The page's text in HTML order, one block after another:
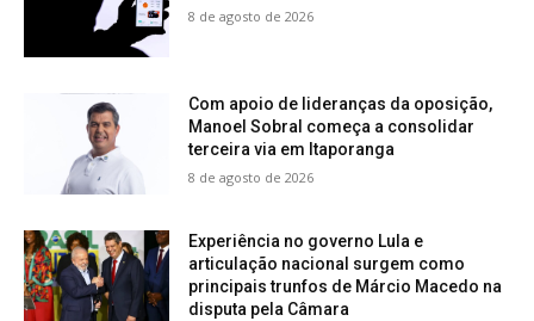
8 de agosto de 2026
Com apoio de lideranças da oposição,
Manoel Sobral começa a consolidar
terceira via em Itaporanga
8 de agosto de 2026
Experiência no governo Lula e
articulação nacional surgem como
principais trunfos de Márcio Macedo na
disputa pela Câmara